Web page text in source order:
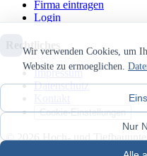
Firma eintragen
Login
Rechtliches
Impressum
Datenschutz
Cookie-Einstellungen
© 2026 Hoch- und
Wir verwenden Cookies, um
Website zu ermoeglichen.
Nur